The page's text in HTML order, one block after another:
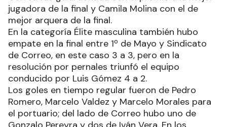
jugadora de la final y Camila Molina con el de
mejor arquera de la final.
En la categoría Élite masculina también hubo
empate en la final entre 1º de Mayo y Sindicato
de Correo, en este caso 3 a 3, pero en la
resolución por pernales triunfó el equipo
conducido por Luis Gómez 4 a 2.
Los goles en tiempo regular fueron de Pedro
Romero, Marcelo Valdez y Marcelo Morales para
el portuario; del lado de Correo hubo uno de